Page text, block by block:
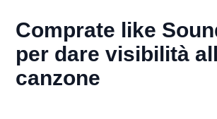
Comprate like
per dare visibilità
canzone